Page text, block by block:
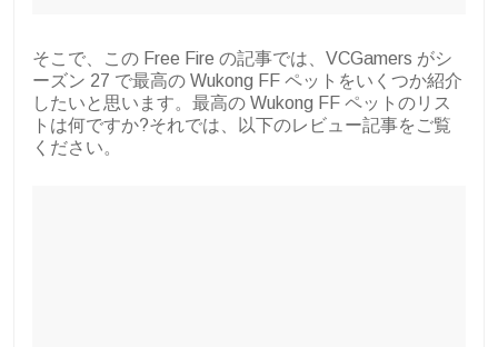
そこで、この Free Fire の記事では、VCGamers がシ
ーズン 27 で最高の Wukong FF ペットをいくつか紹介
したいと思います。最高の Wukong FF ペットのリス
トは何ですか?それでは、以下のレビュー記事をご覧
ください。